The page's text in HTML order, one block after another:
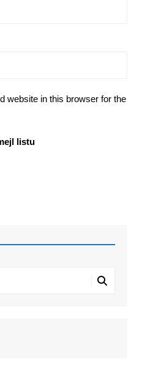
website in this browser for the
listu